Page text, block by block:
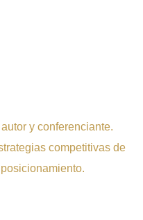
y conferenciante.
competitivas de